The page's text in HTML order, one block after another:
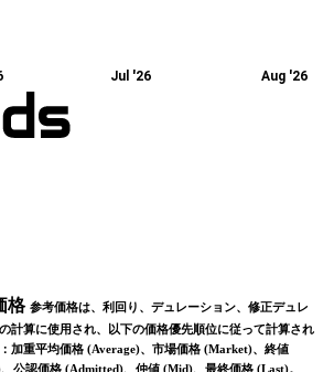
Jul '26 Aug '26
格 参考価格は、利回り、デュレーション、修正デュレ
計算に使用され、以下の価格優先順位に従って計算され
加重平均価格 (Average)、市場価格 (Market)、終値
公認価格 (Admitted)、仲値 (Mid)、最終価格 (Last)。